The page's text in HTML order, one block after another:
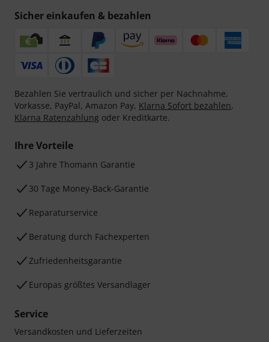
Sicher einkaufen & bezahlen
Bezahlen Sie vertraulich und sicher per Nachnahme,
Vorkasse, PayPal, Amazon Pay, Klarna Sofort bezahlen,
Klarna Ratenzahlung oder Kreditkarte.
Ihre Vorteile
3 Jahre Thomann Garantie
30 Tage Money-Back-Garantie
Reparaturservice
Beratung durch Fachexperten
Zufriedenheitsgarantie
Europas größtes Versandlager
Service
Versandkosten und Lieferzeiten